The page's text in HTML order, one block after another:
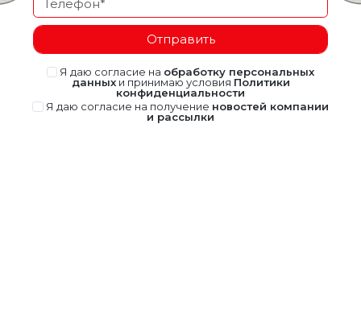
Отправить
Я даю согласие на обработку персональных
данныхи принимаю условия Политики
конфиденциальности
Я даю согласие на получение новостей компании
и рассылки